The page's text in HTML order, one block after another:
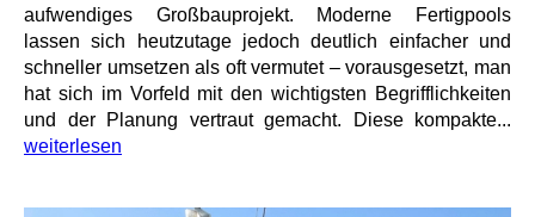
aufwendiges Großbauprojekt. Moderne Fertigpools
lassen sich heutzutage jedoch deutlich einfacher und
schneller umsetzen als oft vermutet – vorausgesetzt, man
hat sich im Vorfeld mit den wichtigsten Begrifflichkeiten
und der Planung vertraut gemacht. Diese kompakte...
weiterlesen